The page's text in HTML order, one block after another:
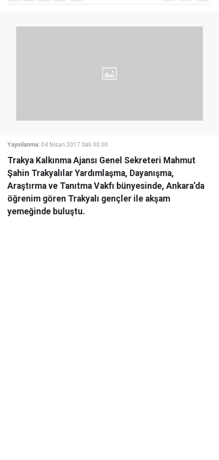
Yayınlanma: 04 Nisan 2017 Salı 00:00
Trakya Kalkınma Ajansı Genel Sekreteri Mahmut
Şahin Trakyalılar Yardımlaşma, Dayanışma,
Araştırma ve Tanıtma Vakfı bünyesinde, Ankara’da
öğrenim gören Trakyalı gençler ile akşam
yemeğinde buluştu.